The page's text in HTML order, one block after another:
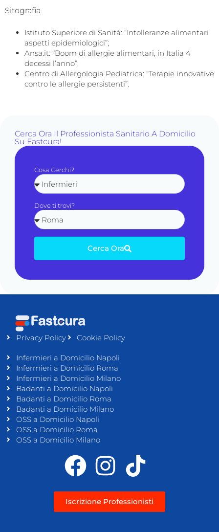
Sitografia
Istituto Superiore di Sanità: “Intolleranze alimentari
aspetti epidemiologici”;
Ansa.it: “Boom di allergie alimentari, in Italia 4
decessi l’anno”;
Centro di Allergologia Pediatrica: “Terapie innovative
contro le allergie persistenti”.
Cerca Ora Il Professionista Sanitario A Domicilio
Su Fastcura!
Cosa Cerchi?
Dove ti trovi?
Cerca Ora
Privacy Policy Cookie Policy
Infermieri a Domicilio Napoli
Infermieri a Domicilio Roma
Infermieri a Domicilio Milano
Badanti a Domicilio Napoli
Badanti a Domicilio Roma
Badanti a Domicilio Milano
OSS a Domicilio Napoli
OSS a Domicilio Roma
OSS a Domicilio Milano
Iscrizione Professionisti